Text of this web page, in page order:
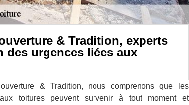
& Tradition, experts
des urgences liées aux
& Tradition, nous comprenons que les
toitures peuvent survenir à tout moment et